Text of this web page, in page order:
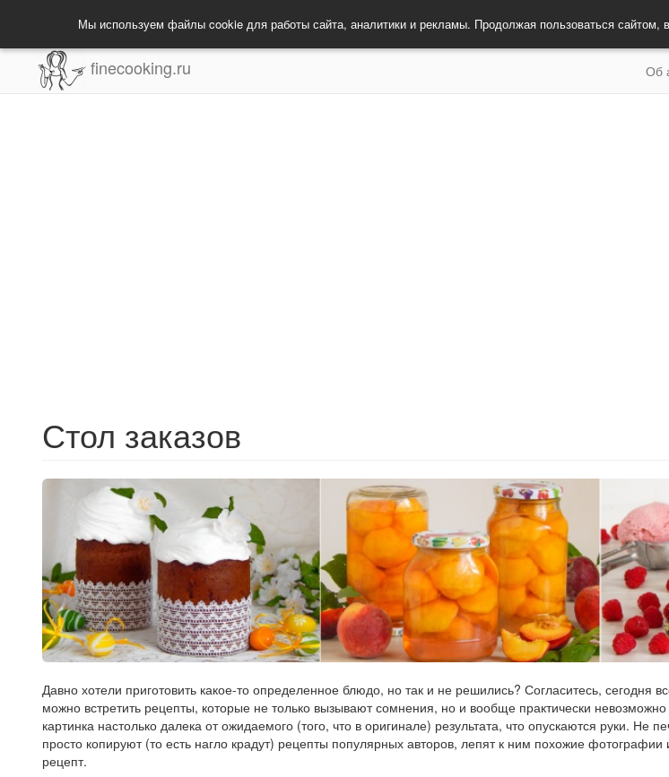
Мы используем файлы cookie для работы сайта, аналитики и рекламы. Продолжая пользоваться сайтом,
finecooking.ru Об
Стол заказов
Давно хотели приготовить какое-то определенное блюдо, но так и не решились? Согласитесь, сегодня
можно встретить рецепты, которые не только вызывают сомнения, но и вообще практически
картинка настолько далека от ожидаемого (того, что в оригинале) результата, что опускаются руки. Не
просто копируют (то есть нагло крадут) рецепты популярных авторов, лепят к ним похожие
рецепт.